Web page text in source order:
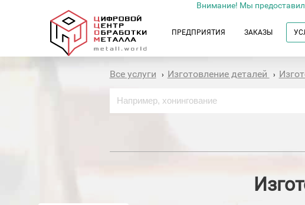
Внимание! Мы
ПРЕДПРИЯТИЯ ЗАКАЗЫ
Все услуги › Изготовление деталей ›